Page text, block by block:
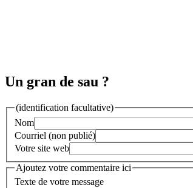
Un gran de sau ?
(identification facultative)
Nom
Courriel (non publié)
Votre site web
Ajoutez votre commentaire ici
Texte de votre message